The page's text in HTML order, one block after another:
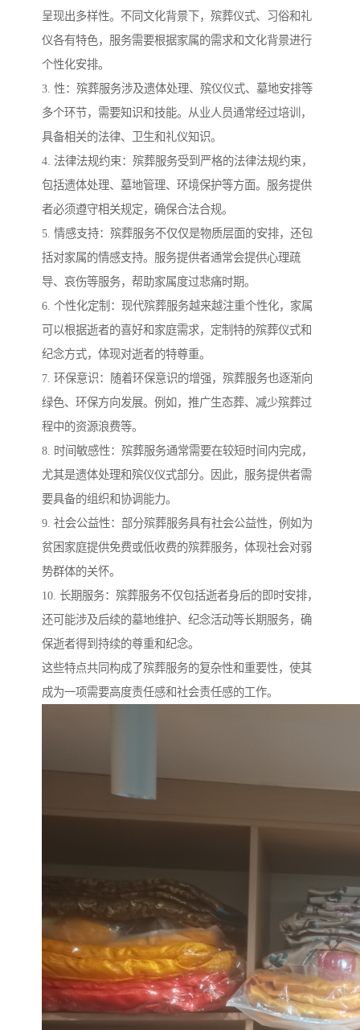
呈现出多样性。不同文化背景下，殡葬仪式、习俗和礼
仪各有特色，服务需要根据家属的需求和文化背景进行
个性化安排。
3. 性：殡葬服务涉及遗体处理、殡仪仪式、墓地安排等
多个环节，需要知识和技能。从业人员通常经过培训，
具备相关的法律、卫生和礼仪知识。
4. 法律法规约束：殡葬服务受到严格的法律法规约束，
包括遗体处理、墓地管理、环境保护等方面。服务提供
者必须遵守相关规定，确保合法合规。
5. 情感支持：殡葬服务不仅仅是物质层面的安排，还包
括对家属的情感支持。服务提供者通常会提供心理疏
导、哀伤等服务，帮助家属度过悲痛时期。
6. 个性化定制：现代殡葬服务越来越注重个性化，家属
可以根据逝者的喜好和家庭需求，定制特的殡葬仪式和
纪念方式，体现对逝者的特尊重。
7. 环保意识：随着环保意识的增强，殡葬服务也逐渐向
绿色、环保方向发展。例如，推广生态葬、减少殡葬过
程中的资源浪费等。
8. 时间敏感性：殡葬服务通常需要在较短时间内完成，
尤其是遗体处理和殡仪仪式部分。因此，服务提供者需
要具备的组织和协调能力。
9. 社会公益性：部分殡葬服务具有社会公益性，例如为
贫困家庭提供免费或低收费的殡葬服务，体现社会对弱
势群体的关怀。
10. 长期服务：殡葬服务不仅包括逝者身后的即时安排，
还可能涉及后续的墓地维护、纪念活动等长期服务，确
保逝者得到持续的尊重和纪念。
这些特点共同构成了殡葬服务的复杂性和重要性，使其
成为一项需要高度责任感和社会责任感的工作。